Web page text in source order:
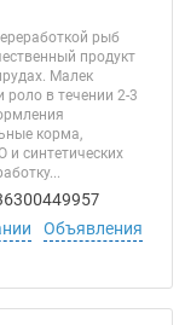
рыб
продукт
Малек
роло в течении 2-3
корма,
синтетических
Объявления